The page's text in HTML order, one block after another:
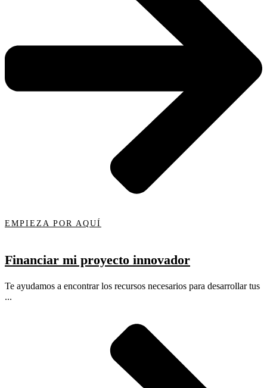
EMPIEZA POR AQUÍ
Financiar mi proyecto innovador
Te ayudamos a encontrar los recursos necesarios para desarrollar tus
...